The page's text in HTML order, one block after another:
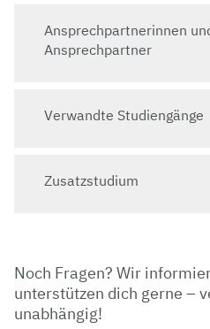
Ansprechpartnerinnen
Ansprechpartner
Verwandte Studiengänge
Zusatzstudium
Noch Fragen? Wir
unterstützen dich gerne –
unabhängig!